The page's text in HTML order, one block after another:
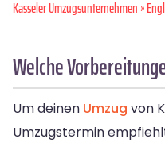
Kasseler Umzugsunternehmen»
Welche
Um deinen Umzug von
Umzugstermin